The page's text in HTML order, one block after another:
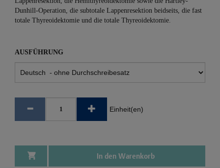
Dunhill-Operation, die subtotale Lappenresektion beidseits, die fast
totale Thyreoidektomie und die totale Thyreoidektomie.
AUSFÜHRUNG
Einheit(en)
In den Warenkorb